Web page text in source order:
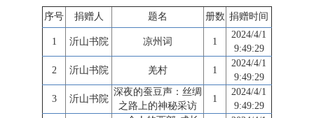
序号 捐赠人 题名 册数 捐赠时间
1 沂山书院 凉州词 1
2024/4/1
9:49:29
2 沂山书院 羌村 1
2024/4/1
9:49:29
3 沂山书院
深夜的蚕豆声：丝绸
之路上的神秘采访
1
2024/4/1
9:49:29